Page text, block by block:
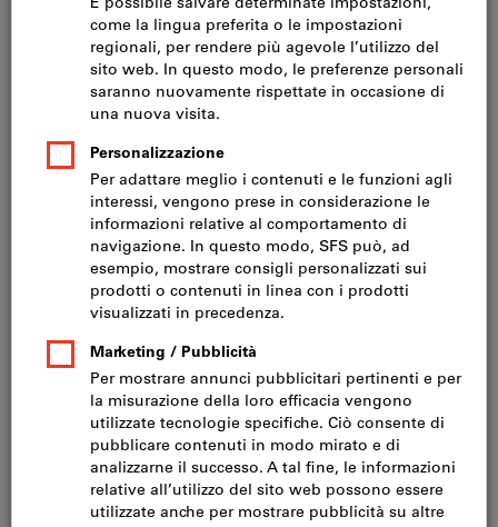
Prezzo per 1 Articolo
IVA inclusa Prezzo più spese di spedizione
IVA esclusa CHF 189.00
Nel carrello
Consegna su richiesta
Si prega di notare i tempi di consegna prolungati: